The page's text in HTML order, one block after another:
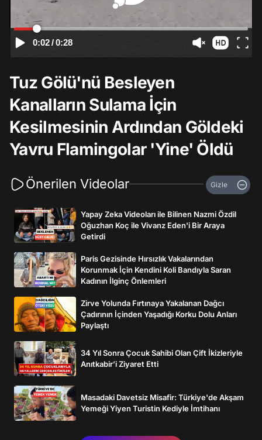
0:02/0:28
Tuz Gölü'nü Besleyen
Kanalların Sulama İçin
Kesilmesinin Ardından Göldeki
Yavru Flamingolar 'Yine' Öldü
Önerilen Videolar Gizle
Yapay Zeka Videoları ile Bilinen Nazmi Özdil
Oğuzhan Koç ile Vivanz Eden'i Bir Araya
Getirdi
Paris Gezisinde Hırsızlık Vakalarından
Korunmak İçin Kendini Koli Bandıyla Saran
Kadının İlginç Önlemleri
Zirve Yolunda Fırtınaya Yakalanan Dağcı
Çadırının İçinden Yaşadığı Korku Dolu Anları
Paylaştı
34 Yıl Sonra Çocuk Sahibi Olan Çift İkizleriyle
Anıtkabir’i Ziyaret Etti
Masadaki Davetsiz Misafir: Türkiye'de Akşam
Yemeği Yiyen Turistin Kediyle İmtihanı